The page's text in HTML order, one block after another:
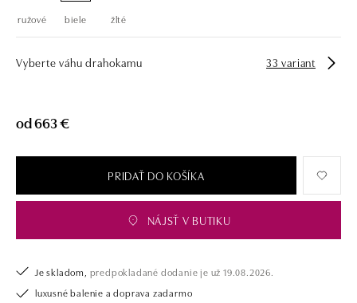
Spoločnosť ALO diamonds vyrába v Čechách šperky z diamantov a
tiež opatrený certifikátom pravosti a dodaný v luxusnom balení. Či už
ružové biele žlté
Vyberte váhu drahokamu 33 variant
od 663 €
PRIDAŤ DO KOŠÍKA
NÁJSŤ V BUTIKU
Je skladom, predpokladané dodanie je už 19.08.2026.
luxusné balenie a doprava zadarmo